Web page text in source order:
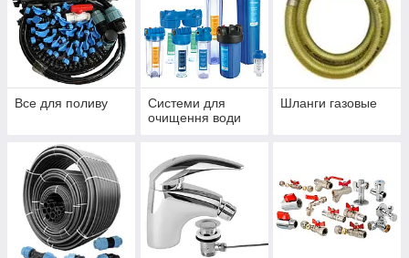
Все для поливу
Системи для
очищення води
Шланги газовые